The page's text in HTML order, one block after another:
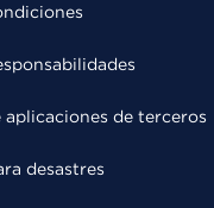
aplicaciones de terceros
desastres